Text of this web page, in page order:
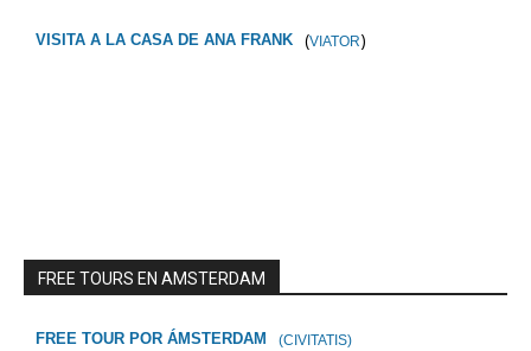
VISITA A LA CASA DE ANA FRANK (VIATOR)
FREE TOURS EN AMSTERDAM
FREE TOUR POR ÁMSTERDAM (CIVITATIS)